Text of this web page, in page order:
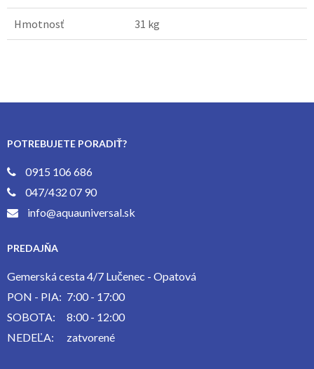
Hmotnosť 31 kg
POTREBUJETE PORADIŤ?
0915 106 686
047/432 07 90
info@aquauniversal.sk
PREDAJŇA
Gemerská cesta 4/7 Lučenec - Opatová
PON - PIA: 7:00 - 17:00
SOBOTA:
8:00 - 12:00
NEDEĽA:
zatvorené